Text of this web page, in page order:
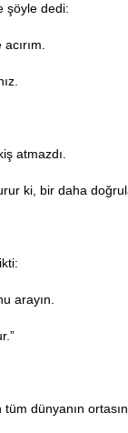
şöyle dedi:
atmazdı.
ki, bir daha
arayın.
dünyanın